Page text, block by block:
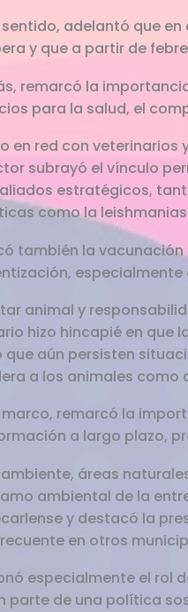
sentido, adelantó que
y que a partir de
remarcó la
para la salud, el
en red con veterinarios
subrayó el vínculo
estratégicos,
como la
también la
especialmente
animal y
hizo hincapié en
que aún persisten
a los animales como
marco, remarcó la
a largo plazo,
áreas
ambiental de la
y destacó la
en otros
especialmente el rol
parte de una política